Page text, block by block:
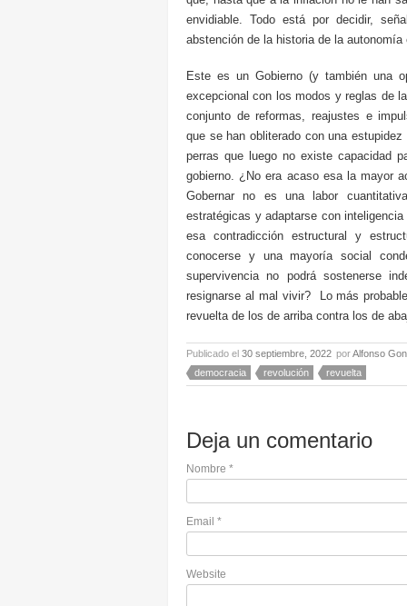
envidiable. Todo está por decidir,
abstención de la historia de la
Este es un Gobierno (y también una
excepcional con los modos y reglas de
conjunto de reformas, reajustes e
que se han obliterado con una
perras que luego no existe capacidad
gobierno. ¿No era acaso esa la mayor
Gobernar no es una labor
estratégicas y adaptarse con
esa contradicción estructural y
conocerse y una mayoría social
supervivencia no podrá sostenerse
resignarse al mal vivir? Lo más
revuelta de los de arriba contra los
Publicado el 30 septiembre, 2022 porAlfonso
democracia
revolución revuelta
Deja un comentario
Nombre *
Email *
Website